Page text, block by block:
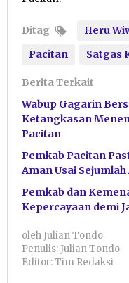
Ditag Heru
Pacitan
Satgas
Berita Terkait
Wabup Gagarin
Ketangkasan
Pacitan
Pemkab Pacitan
Aman Usai
Pemkab dan
Kepercayaan demi
oleh Julian Tondo
Penulis: Julian Tondo
Editor: Tim Redaksi